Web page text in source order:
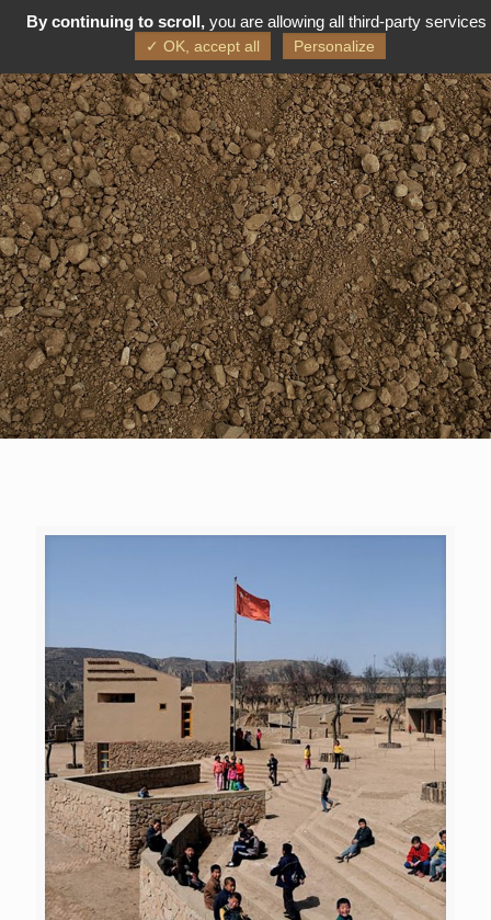
FR EN
By continuing to scroll, you are allowing all third-party services
✓ OK, accept all Personalize